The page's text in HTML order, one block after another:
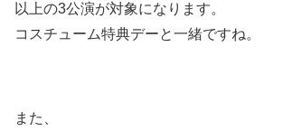
以上の3公演が対象になります。
コスチューム特典デーと一緒ですね。
また、